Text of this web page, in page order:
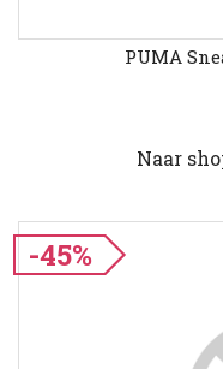
PUMA
Naar
-45%